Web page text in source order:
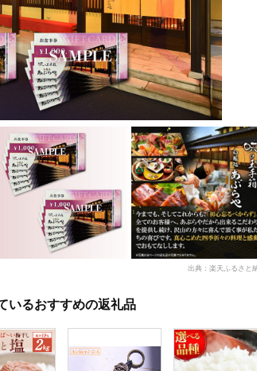
出典：楽天ふるさと
いるおすすめの返礼品